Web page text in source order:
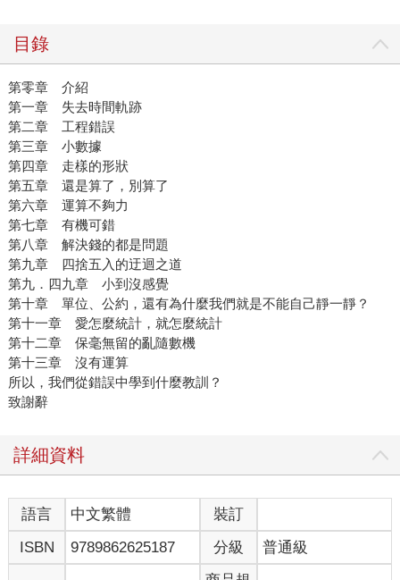
目錄
第零章 介紹
第一章 失去時間軌跡
第二章 工程錯誤
第三章 小數據
第四章 走樣的形狀
第五章 還是算了，別算了
第六章 運算不夠力
第七章 有機可錯
第八章 解決錢的都是問題
第九章 四捨五入的迂迴之道
第九．四九章 小到沒感覺
第十章 單位、公約，還有為什麼我們就是不能自己靜一靜？
第十一章 愛怎麼統計，就怎麼統計
第十二章 保毫無留的亂隨數機
第十三章 沒有運算
所以，我們從錯誤中學到什麼教訓？
致謝辭
詳細資料
語言 中文繁體
裝訂
ISBN
9789862625187 分級 普通級